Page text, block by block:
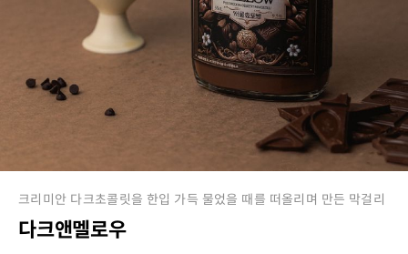
크리미안 다크초콜릿을 한입 가득 물었을 때를 떠올리며 만든 막걸리
다크앤멜로우